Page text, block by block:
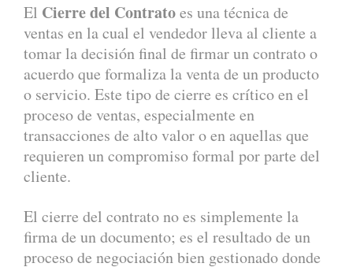
El Cierre del Contratoes una técnica de
ventas en la cual el vendedor lleva al cliente a
tomar la decisión final de firmar un contrato o
acuerdo que formaliza la venta de un producto
o servicio. Este tipo de cierre es crítico en el
proceso de ventas, especialmente en
transacciones de alto valor o en aquellas que
requieren un compromiso formal por parte del
cliente.
El cierre del contrato no es simplemente la
firma de un documento; es el resultado de un
proceso de negociación bien gestionado donde